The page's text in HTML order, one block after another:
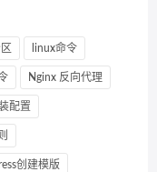
linux命令
Nginx 反向代理
配置
创建模版